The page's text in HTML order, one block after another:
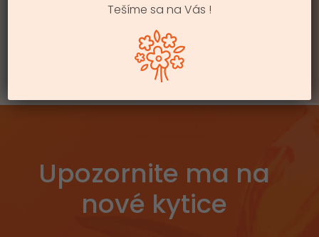
Upozornite ma na
nové kytice
Tešíme sa na Vás !